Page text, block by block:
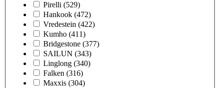
Pirelli (529)
Hankook (472)
Vredestein (422)
Kumho (411)
Bridgestone (377)
SAILUN (343)
Linglong (340)
Falken (316)
Maxxis (304)